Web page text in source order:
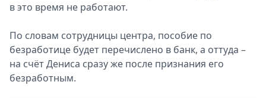
в это время не работают.
По словам сотрудницы центра, пособие по
безработице будет перечислено в банк, а оттуда –
на счёт Дениса сразу же после признания его
безработным.